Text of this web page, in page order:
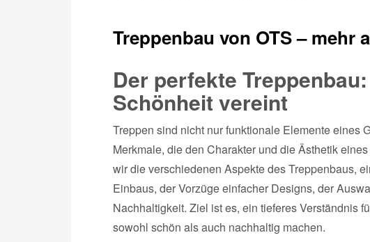
Treppenbau von OTS – mehr
Der perfekte
Schönheit vereint
Treppen sind nicht nur funktionale Elemente eines
Merkmale, die den Charakter und die Ästhetik
wir die verschiedenen Aspekte des Treppenbaus,
Einbaus, der Vorzüge einfacher Designs, der
Nachhaltigkeit. Ziel ist es, ein tieferes Verständnis
sowohl schön als auch nachhaltig machen.